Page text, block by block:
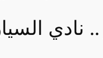
.. نادي